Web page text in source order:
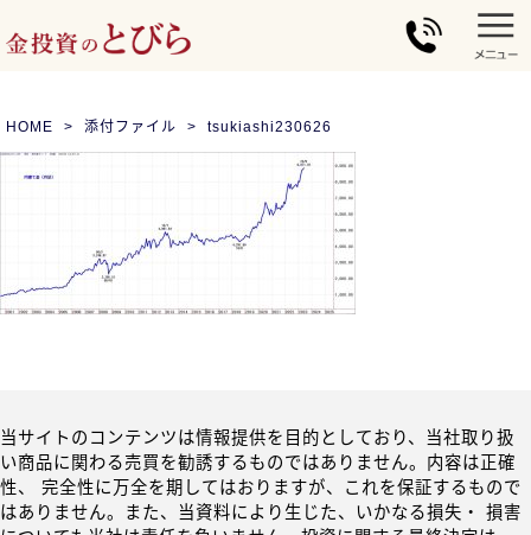
HOME 添付ファイル tsukiashi230626
当サイトのコンテンツは情報提供を目的としており、当社取り扱
い商品に関わる売買を勧誘するものではありません。内容は正確
性、 完全性に万全を期してはおりますが、これを保証するもので
はありません。また、当資料により生じた、いかなる損失・ 損害